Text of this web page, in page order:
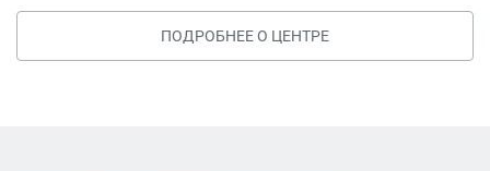
ПОДРОБНЕЕ О ЦЕНТРЕ